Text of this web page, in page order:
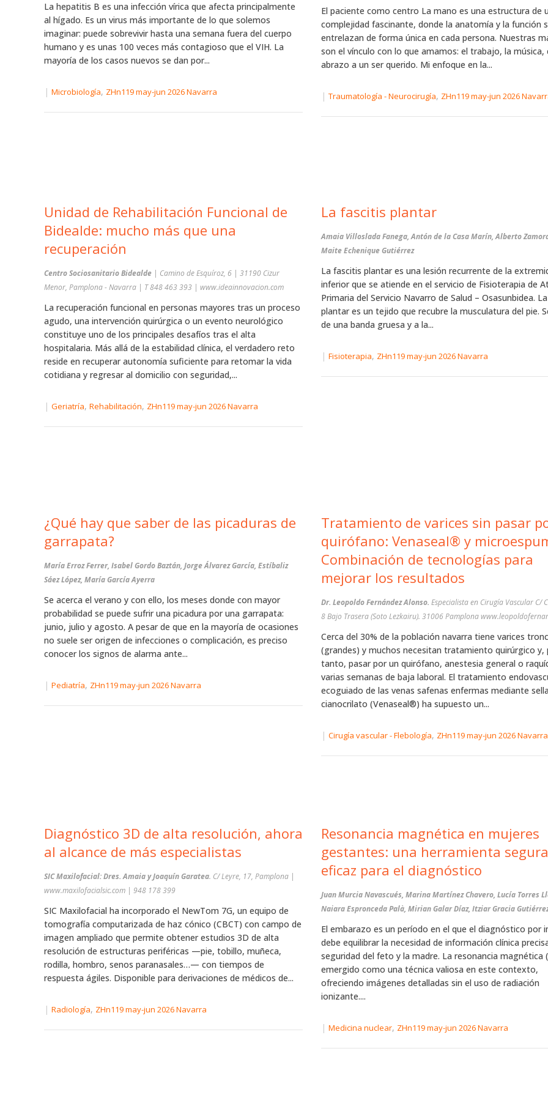
La hepatitis B es una infección vírica que afecta principalmente
al hígado. Es un virus más importante de lo que solemos
imaginar: puede sobrevivir hasta una semana fuera del cuerpo
humano y es unas 100 veces más contagioso que el VIH. La
mayoría de los casos nuevos se dan por...
| Microbiología, ZHn119 may-jun 2026 Navarra
Unidad de Rehabilitación Funcional de
Bidealde: mucho más que una
recuperación
Centro Sociosanitario Bidealde | Camino de Esquíroz, 6 | 31190 Cizur
Menor, Pamplona - Navarra | T 848 463 393 | www.ideainnovacion.com
La recuperación funcional en personas mayores tras un proceso
agudo, una intervención quirúrgica o un evento neurológico
constituye uno de los principales desafíos tras el alta
hospitalaria. Más allá de la estabilidad clínica, el verdadero reto
reside en recuperar autonomía suficiente para retomar la vida
cotidiana y regresar al domicilio con seguridad,...
| Geriatría, Rehabilitación, ZHn119 may-jun 2026 Navarra
¿Qué hay que saber de las picaduras de
garrapata?
María Erroz Ferrer, Isabel Gordo Baztán, Jorge Álvarez García, Estíbaliz
Sáez López, María García Ayerra
Se acerca el verano y con ello, los meses donde con mayor
probabilidad se puede sufrir una picadura por una garrapata:
junio, julio y agosto. A pesar de que en la mayoría de ocasiones
no suele ser origen de infecciones o complicación, es preciso
conocer los signos de alarma ante...
| Pediatría, ZHn119 may-jun 2026 Navarra
Diagnóstico 3D de alta resolución, ahora
al alcance de más especialistas
SIC Maxilofacial: Dres. Amaia y Joaquín Garatea. C/ Leyre, 17, Pamplona |
www.maxilofacialsic.com | 948 178 399
SIC Maxilofacial ha incorporado el NewTom 7G, un equipo de
tomografía computarizada de haz cónico (CBCT) con campo de
imagen ampliado que permite obtener estudios 3D de alta
resolución de estructuras periféricas —pie, tobillo, muñeca,
rodilla, hombro, senos paranasales…— con tiempos de
respuesta ágiles. Disponible para derivaciones de médicos de...
| Radiología, ZHn119 may-jun 2026 Navarra
El paciente como centro La mano es una estructura de
complejidad fascinante, donde la anatomía y la función
entrelazan de forma única en cada persona. Nuestras
son el vínculo con lo que amamos: el trabajo, la música,
abrazo a un ser querido. Mi enfoque en la...
|Traumatología - Neurocirugía, ZHn119 may-jun 2026
La fascitis plantar
Amaia Villoslada Fanega, Antón de la Casa Marín, Alberto
Maite Echenique Gutiérrez
La fascitis plantar es una lesión recurrente de la
inferior que se atiende en el servicio de Fisioterapia de
Primaria del Servicio Navarro de Salud – Osasunbidea.
plantar es un tejido que recubre la musculatura del pie.
de una banda gruesa y a la...
|Fisioterapia, ZHn119 may-jun 2026 Navarra
Tratamiento de varices sin pasar
quirófano: Venaseal® y
Combinación de tecnologías para
mejorar los resultados
Dr. Leopoldo Fernández Alonso. Especialista en Cirugía Vascular C/
8 Bajo Trasera (Soto Lezkairu). 31006 Pamplona
Cerca del 30% de la población navarra tiene varices
(grandes) y muchos necesitan tratamiento quirúrgico y,
tanto, pasar por un quirófano, anestesia general o
varias semanas de baja laboral. El tratamiento
ecoguiado de las venas safenas enfermas mediante
cianocrilato (Venaseal®) ha supuesto un...
|Cirugía vascular - Flebología, ZHn119 may-jun 2026 Navarra
Resonancia magnética en mujeres
gestantes: una herramienta
eficaz para el diagnóstico
Juan Murcia Navascués, Marina Martínez Chavero, Lucía Torres
Naiara Espronceda Palà, Mirian Galar Díaz, Itziar Gracia
El embarazo es un período en el que el diagnóstico por
debe equilibrar la necesidad de información clínica
seguridad del feto y la madre. La resonancia magnética
emergido como una técnica valiosa en este contexto,
ofreciendo imágenes detalladas sin el uso de radiación
ionizante....
|Medicina nuclear, ZHn119 may-jun 2026 Navarra